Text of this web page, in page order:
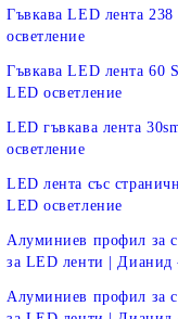
Гъвкава LED лента
осветление
Гъвкава LED лента 60
LED осветление
LED гъвкава лента
осветление
LED лента със
LED осветление
Алуминиев профил за
за LED ленти | Дианид
Алуминиев профил за